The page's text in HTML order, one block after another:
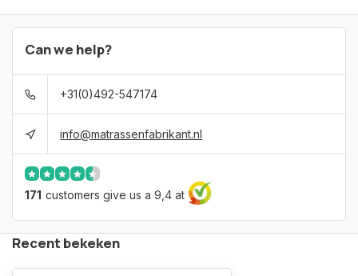
Can we help?
+31(0)492-547174
info@matrassenfabrikant.nl
171 customers give us a 9,4 at
Recent bekeken